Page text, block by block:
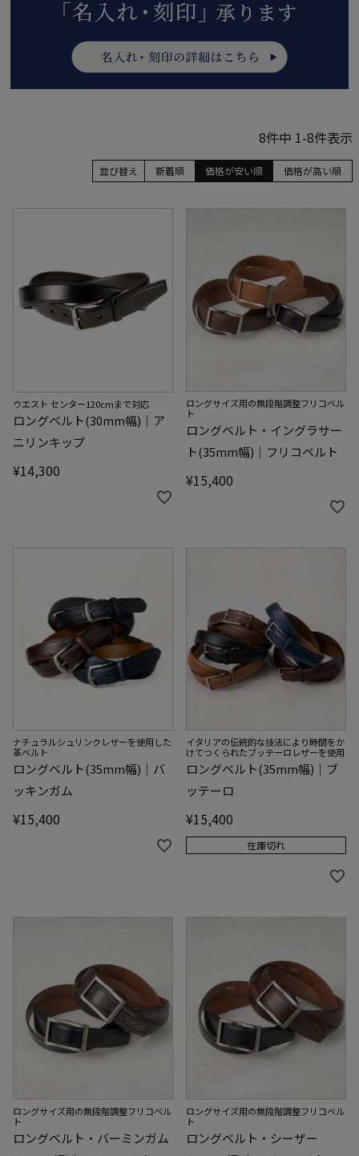
並び替え 価格が安い順 価格が高い順
新着順
8件中 1-8件表示
ウエスト センター120cmまで対応
ロングベルト(30mm幅)｜ア
ニリンキップ
¥14,300
ロングサイズ用の無段階調整フリコベル
ト
ロングベルト・イングラサー
ト(35mm幅)｜フリコベルト
¥15,400
ナチュラルシュリンクレザーを使用した
革ベルト
ロングベルト(35mm幅)｜バ
ッキンガム
¥15,400
イタリアの伝統的な技法により時間をか
けてつくられたブッテーロレザーを使用
ロングベルト(35mm幅)｜ブ
ッテーロ
¥15,400
在庫切れ
ロングサイズ用の無段階調整フリコベル
ト
ロングベルト・バーミンガム
ロングサイズ用の無段階調整フリコベル
ト
ロングベルト・シーザー